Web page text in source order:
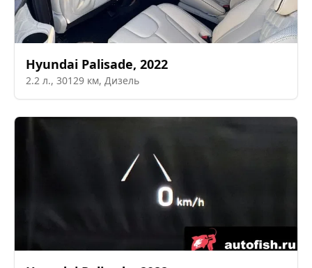
Hyundai Palisade, 2022
2.2 л., 30129 км, Дизель